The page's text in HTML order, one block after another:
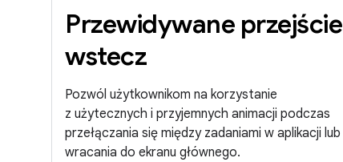
Przewidywane przejście
wstecz
Pozwól użytkownikom na korzystanie
z użytecznych i przyjemnych animacji podczas
przełączania się między zadaniami w aplikacji lub
wracania do ekranu głównego.